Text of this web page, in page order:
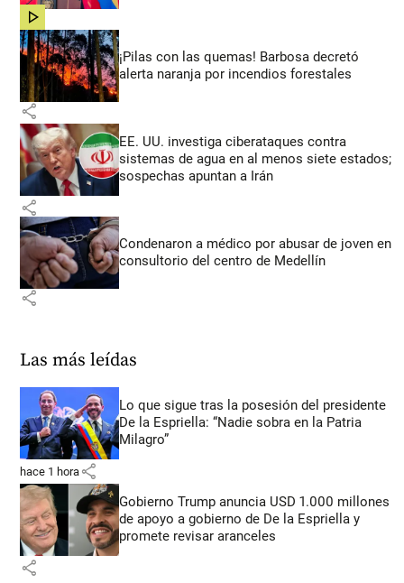
share
¡Pilas con las quemas! Barbosa decretó
alerta naranja por incendios forestales
share
EE. UU. investiga ciberataques contra
sistemas de agua en al menos siete estados;
sospechas apuntan a Irán
share
Condenaron a médico por abusar de joven en
consultorio del centro de Medellín
share
Las más leídas
Lo que sigue tras la posesión del presidente
De la Espriella: “Nadie sobra en la Patria
Milagro”
hace 1 hora share
Gobierno Trump anuncia USD 1.000 millones
de apoyo a gobierno de De la Espriella y
promete revisar aranceles
share